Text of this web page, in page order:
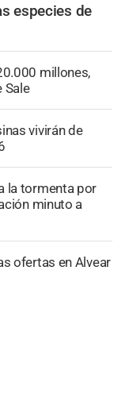
especies de
millones,
Sale
vivirán de
la tormenta por
minuto a
ofertas en Alvear